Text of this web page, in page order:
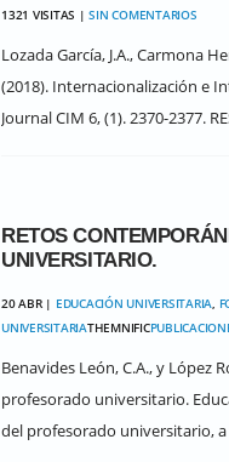
1321 VISITAS |SIN COMENTARIOS
Lozada García, J.A., Carmona
(2018). Internacionalización e
Journal CIM 6, (1). 2370-2377.
RETOS
UNIVERSITARIO.
20 ABR | EDUCACIÓN UNIVERSITARIA,
UNIVERSITARIATHEMNIFIC
Benavides León, C.A., y López
profesorado universitario.
del profesorado universitario,